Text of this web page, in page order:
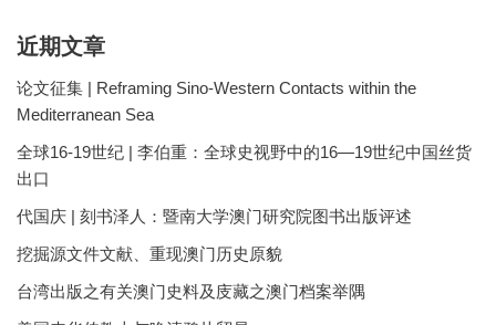
近期文章
论文征集 | Reframing Sino-Western Contacts within the
Mediterranean Sea
全球16-19世纪 | 李伯重：全球史视野中的16—19世纪中国丝货
出口
代国庆 | 刻书泽人：暨南大学澳门研究院图书出版评述
挖掘源文件文献、重现澳门历史原貌
台湾出版之有关澳门史料及庋藏之澳门档案举隅